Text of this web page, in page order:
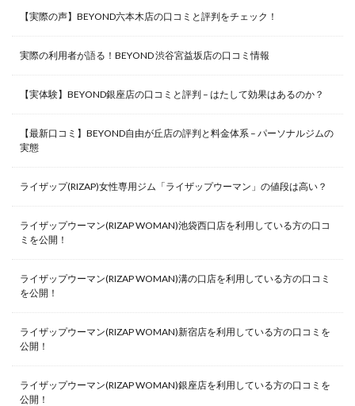
【実際の声】BEYOND六本木店の口コミと評判をチェック！
実際の利用者が語る！BEYOND 渋谷宮益坂店の口コミ情報
【実体験】BEYOND銀座店の口コミと評判 – はたして効果はあるのか？
【最新口コミ】BEYOND自由が丘店の評判と料金体系 – パーソナルジムの
実態
ライザップ(RIZAP)女性専用ジム「ライザップウーマン」の値段は高い？
ライザップウーマン(RIZAP WOMAN)池袋西口店を利用している方の口コ
ミを公開！
ライザップウーマン(RIZAP WOMAN)溝の口店を利用している方の口コミ
を公開！
ライザップウーマン(RIZAP WOMAN)新宿店を利用している方の口コミを
公開！
ライザップウーマン(RIZAP WOMAN)銀座店を利用している方の口コミを
公開！